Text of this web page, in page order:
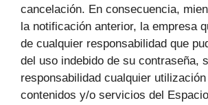
cancelación. En consecuencia,
la notificación anterior, la empresa
de cualquier responsabilidad que
del uso indebido de su contraseña,
responsabilidad cualquier
contenidos y/o servicios del